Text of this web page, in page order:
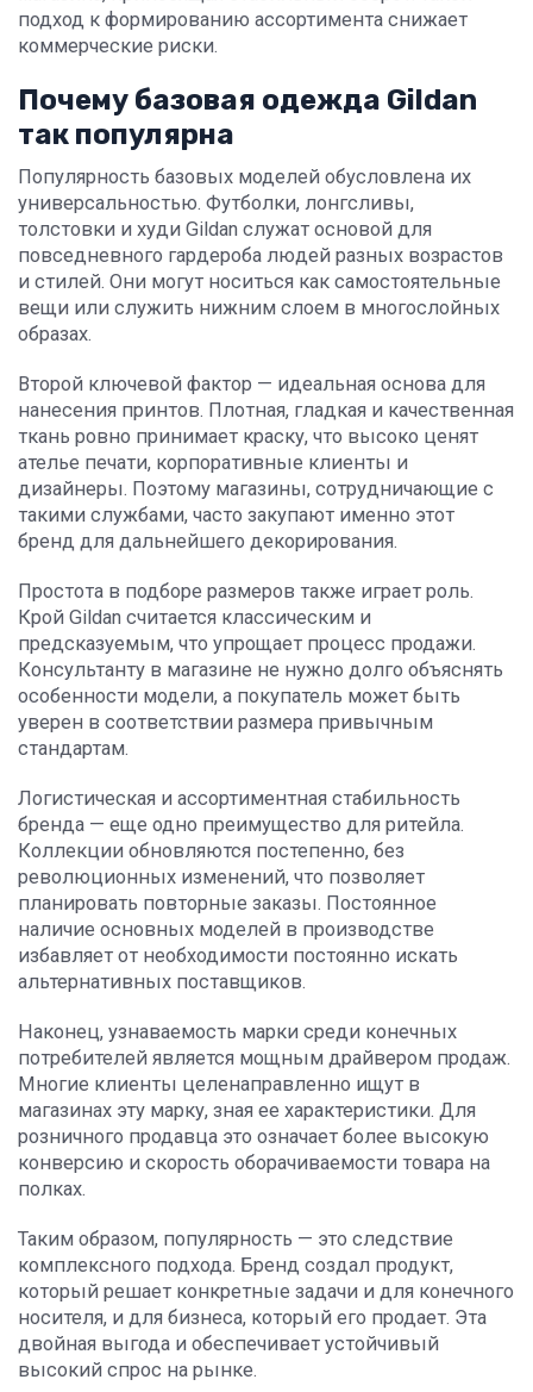
подход к формированию ассортимента снижает
коммерческие риски.
Почему базовая одежда Gildan
так популярна
Популярность базовых моделей обусловлена их
универсальностью. Футболки, лонгсливы,
толстовки и худи Gildan служат основой для
повседневного гардероба людей разных возрастов
и стилей. Они могут носиться как самостоятельные
вещи или служить нижним слоем в многослойных
образах.
Второй ключевой фактор — идеальная основа для
нанесения принтов. Плотная, гладкая и качественная
ткань ровно принимает краску, что высоко ценят
ателье печати, корпоративные клиенты и
дизайнеры. Поэтому магазины, сотрудничающие с
такими службами, часто закупают именно этот
бренд для дальнейшего декорирования.
Простота в подборе размеров также играет роль.
Крой Gildan считается классическим и
предсказуемым, что упрощает процесс продажи.
Консультанту в магазине не нужно долго объяснять
особенности модели, а покупатель может быть
уверен в соответствии размера привычным
стандартам.
Логистическая и ассортиментная стабильность
бренда — еще одно преимущество для ритейла.
Коллекции обновляются постепенно, без
революционных изменений, что позволяет
планировать повторные заказы. Постоянное
наличие основных моделей в производстве
избавляет от необходимости постоянно искать
альтернативных поставщиков.
Наконец, узнаваемость марки среди конечных
потребителей является мощным драйвером продаж.
Многие клиенты целенаправленно ищут в
магазинах эту марку, зная ее характеристики. Для
розничного продавца это означает более высокую
конверсию и скорость оборачиваемости товара на
полках.
Таким образом, популярность — это следствие
комплексного подхода. Бренд создал продукт,
который решает конкретные задачи и для конечного
носителя, и для бизнеса, который его продает. Эта
двойная выгода и обеспечивает устойчивый
высокий спрос на рынке.